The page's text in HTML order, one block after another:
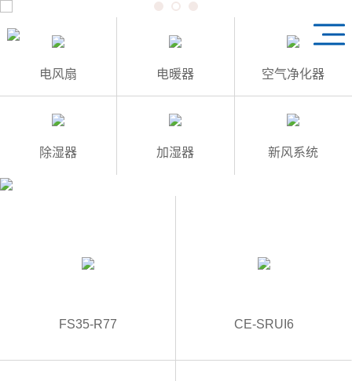
2
电风扇 电暖器 空气净化器
除湿器 加湿器 新风系统
FS35-R77 CE-SRUI6